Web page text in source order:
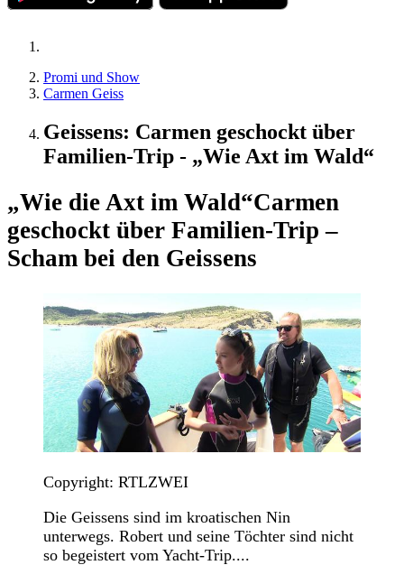
Promi und Show
Carmen Geiss
Geissens: Carmen geschockt über
Familien-Trip - „Wie Axt im Wald“
„Wie die Axt im Wald“Carmen
geschockt über Familien-Trip –
Scham bei den Geissens
Copyright: RTLZWEI
Die Geissens sind im kroatischen Nin
unterwegs. Robert und seine Töchter sind nicht
so begeistert vom Yacht-Trip....